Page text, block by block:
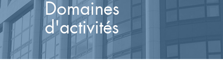
Domaines d'activités
Actualité
Portrait
Domaines
d'activités